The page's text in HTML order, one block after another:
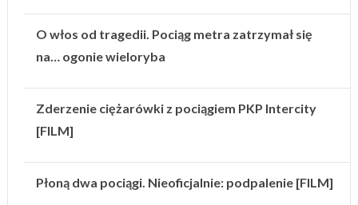
O włos od tragedii. Pociąg metra zatrzymał się
na… ogonie wieloryba
Zderzenie ciężarówki z pociągiem PKP Intercity
[FILM]
Płoną dwa pociągi. Nieoficjalnie: podpalenie [FILM]